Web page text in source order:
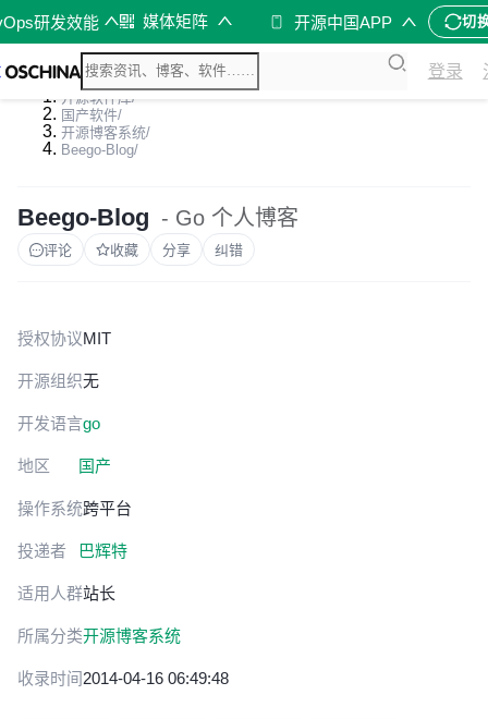
研发效能 媒体矩阵 开源中国APP 切
登录
开源软件库/
国产软件/
开源博客系统/
Beego-Blog/
Beego-Blog - Go 个人博客
评论 收藏 分享 纠错
授权协议MIT
开源组织无
开发语言go
地区 国产
操作系统跨平台
投递者 巴辉特
适用人群站长
所属分类开源博客系统
收录时间2014-04-16 06:49:48